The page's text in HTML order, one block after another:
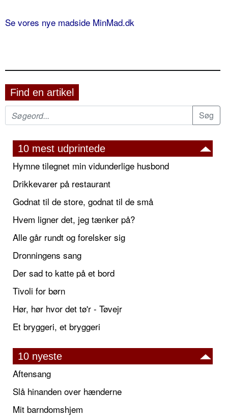
Se vores nye madside MinMad.dk
Find en artikel
10 mest udprintede
Hymne tilegnet min vidunderlige husbond
Drikkevarer på restaurant
Godnat til de store, godnat til de små
Hvem ligner det, jeg tænker på?
Alle går rundt og forelsker sig
Dronningens sang
Der sad to katte på et bord
Tivoli for børn
Hør, hør hvor det tø'r - Tøvejr
Et bryggeri, et bryggeri
10 nyeste
Aftensang
Slå hinanden over hænderne
Mit barndomshjem